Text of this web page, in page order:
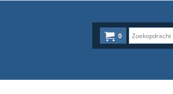
0